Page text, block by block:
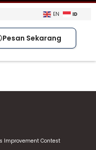
EN ID
Pesan Sekarang
Improvement Contest